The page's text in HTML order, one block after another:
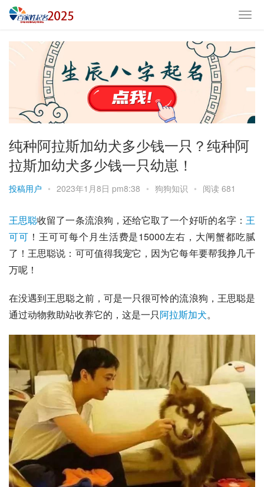
纯种阿拉斯加幼犬多少钱一只？纯种阿
拉斯加幼犬多少钱一只幼崽！
投稿用户 • 2023年1月8日 pm8:38 • 狗狗知识 • 阅读 681
王思聪收留了一条流浪狗，还给它取了一个好听的名字：王
可可 ！王可可每个月生活费是15000左右，大闸蟹都吃腻
了！王思聪说：可可值得我宠它，因为它每年要帮我挣几千
万呢！
在没遇到王思聪之前，可是一只很可怜的流浪狗，王思聪是
通过动物救助站收养它的，这是一只阿拉斯加犬。